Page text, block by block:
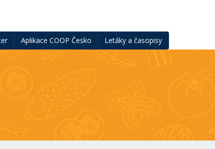
Aplikace COOP Česko Letáky a časopisy